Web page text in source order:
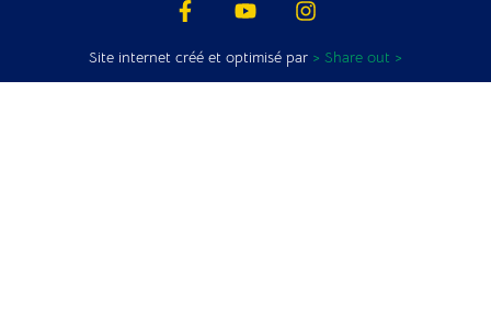
Site internet créé et optimisé par > Share out >